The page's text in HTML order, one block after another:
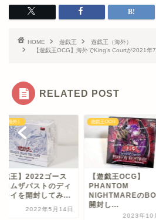
HOME 遊戯王
遊戯王（海外）
【遊戯王OCG】海外でKing’s Courtが2021年
RELATED POST
（海外）
戯王】2022ゴース
ロムザパストのディ
レイを開封してみ...
2022年5月14日
遊戯王OCG
【遊戯王OCG】
PHANTOM
NIGHTMAREの
開封し...
2023年10